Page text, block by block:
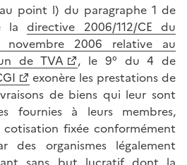
point l) du paragraphe 1 de
ladirective 2006/112/CE du
2006 relative au
de TVA
, le 9° du 4 de
exonère les prestations de
de biens qui leur sont
fournies à leurs membres,
fixée conformément
des organismes légalement